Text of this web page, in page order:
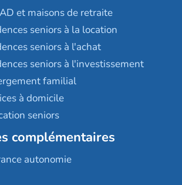
et maisons de retraite
seniors à la location
seniors à l'achat
seniors à l'investissement
familial
à domicile
seniors
complémentaires
autonomie